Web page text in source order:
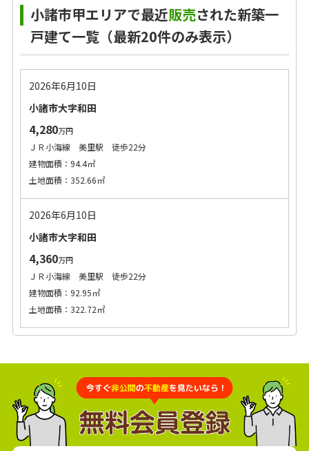
小諸市甲エリアで最近販売された新築一
戸建て一覧（最新20件のみ表示）
2026年6月10日
小諸市大字和田
4,280万円
ＪＲ小海線 美里駅 徒歩22分
建物面積：94.4㎡
土地面積：352.66㎡
2026年6月10日
小諸市大字和田
4,360万円
ＪＲ小海線 美里駅 徒歩22分
建物面積：92.95㎡
土地面積：322.72㎡